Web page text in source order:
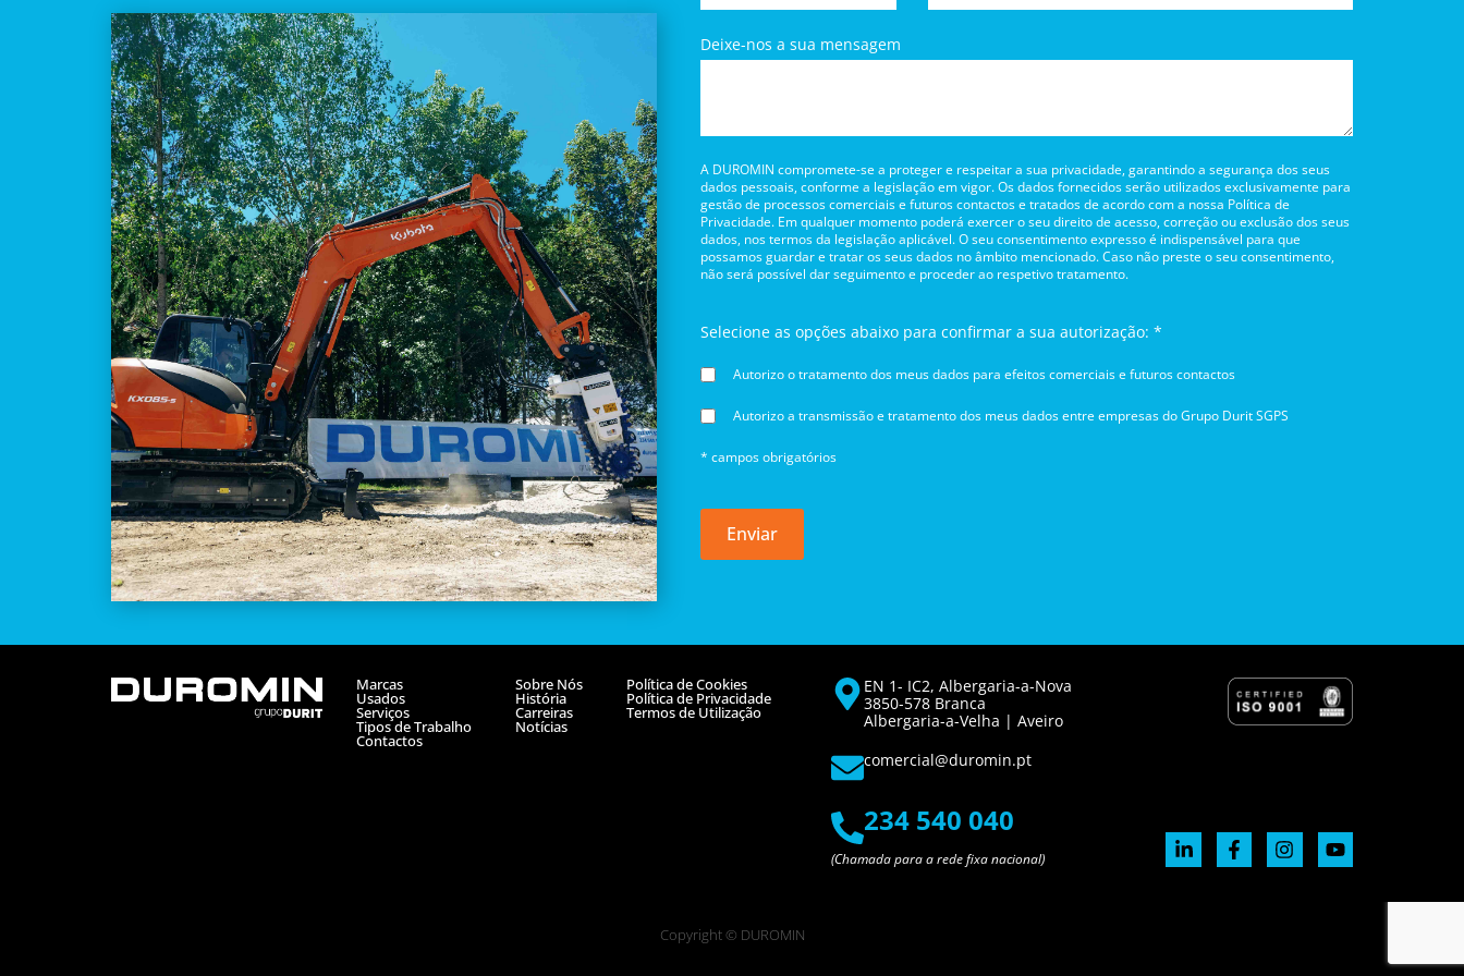
Deixe-nos a sua mensagem
A DUROMIN compromete-se a proteger e respeitar a sua privacidade, garantindo a segurança dos seus
dados pessoais, conforme a legislação em vigor. Os dados fornecidos serão utilizados exclusivamente para
gestão de processos comerciais e futuros contactos e tratados de acordo com a nossa Política de
Privacidade. Em qualquer momento poderá exercer o seu direito de acesso, correção ou exclusão dos seus
dados, nos termos da legislação aplicável. O seu consentimento expresso é indispensável para que
possamos guardar e tratar os seus dados no âmbito mencionado. Caso não preste o seu consentimento,
não será possível dar seguimento e proceder ao respetivo tratamento.
Selecione as opções abaixo para confirmar a sua autorização: *
Autorizo o tratamento dos meus dados para efeitos comerciais e futuros contactos
Autorizo a transmissão e tratamento dos meus dados entre empresas do Grupo Durit SGPS
* campos obrigatórios
Enviar
Marcas
Usados
Serviços
Tipos de Trabalho
Contactos
Sobre Nós
História
Carreiras
Notícias
Política de Cookies
Política de Privacidade
Termos de Utilização
EN 1- IC2, Albergaria-a-Nova
3850-578 Branca
Albergaria-a-Velha | Aveiro
comercial@duromin.pt
234 540 040
(Chamada para a rede fixa nacional)
Copyright © DUROMIN